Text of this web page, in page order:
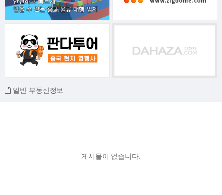
일반 부동산정보
게시물이 없습니다.